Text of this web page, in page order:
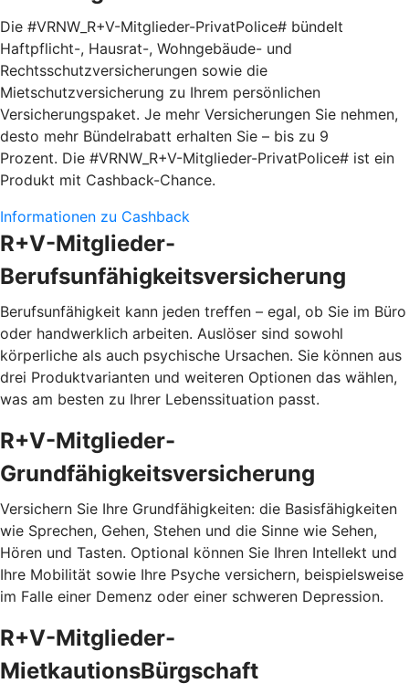
Die #VRNW_R+V-Mitglieder-PrivatPolice# bündelt
Haftpflicht-, Hausrat-, Wohngebäude- und
Rechtsschutzversicherungen sowie die
Mietschutzversicherung zu Ihrem persönlichen
Versicherungspaket. Je mehr Versicherungen Sie nehmen,
desto mehr Bündelrabatt erhalten Sie – bis zu 9
Prozent. Die #VRNW_R+V-Mitglieder-PrivatPolice# ist ein
Produkt mit Cashback-Chance.
Informationen zu Cashback
R+V-Mitglieder-
Berufsunfähigkeitsversicherung
Berufsunfähigkeit kann jeden treffen – egal, ob Sie im Büro
oder handwerklich arbeiten. Auslöser sind sowohl
körperliche als auch psychische Ursachen. Sie können aus
drei Produktvarianten und weiteren Optionen das wählen,
was am besten zu Ihrer Lebenssituation passt.
R+V-Mitglieder-
Grundfähigkeitsversicherung
Versichern Sie Ihre Grundfähigkeiten: die Basisfähigkeiten
wie Sprechen, Gehen, Stehen und die Sinne wie Sehen,
Hören und Tasten. Optional können Sie Ihren Intellekt und
Ihre Mobilität sowie Ihre Psyche versichern, beispielsweise
im Falle einer Demenz oder einer schweren Depression.
R+V-Mitglieder-
MietkautionsBürgschaft